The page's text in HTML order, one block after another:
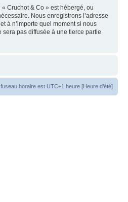
Cruchot & Co » est hébergé, ou
Nous enregistrons l’adresse
à n’importe quel moment si nous
pas diffusée à une tierce partie
fuseau horaire est UTC+1 heure [Heure d’été]